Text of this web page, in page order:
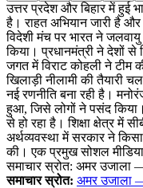
उत्तर प्रदेश और बिहार में हुई
है। राहत अभियान जारी है
विदेशी मंच पर भारत ने जलवायु
किया। प्रधानमंत्री ने देशों से
जगत में विराट कोहली ने टीम
खिलाड़ी नीलामी की तैयारी
नई रणनीति बना रही है।
हुआ, जिसे लोगों ने पसंद
से हो रहा है। शिक्षा क्षेत्र में
अर्थव्यवस्था में सरकार ने
की। एक प्रमुख सोशल मीडिया
समाचार स्रोत: अमर उजाला
समाचार स्रोत: अमर उजाला